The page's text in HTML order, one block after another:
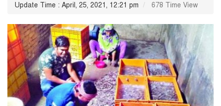
Update Time : April, 25, 2021, 12:21 pm 678 Time View